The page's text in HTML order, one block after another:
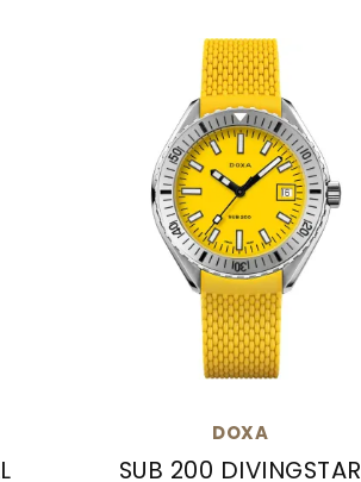
DOXA
SUB 200 DIVINGSTAR